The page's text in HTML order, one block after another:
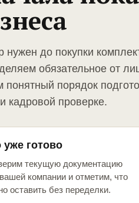
нужен до покупки
обязательное от
понятный порядок
кадровой проверке.
уже готово
текущую документацию
компании и отметим, что
оставить без переделки.